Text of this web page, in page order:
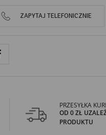
ZAPYTAJ TELEFONICZNIE
PRZESYŁKA
OD 0 ZŁ
PRODUKTU